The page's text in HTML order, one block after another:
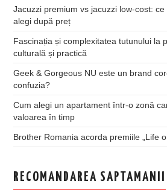
Jacuzzi premium vs jacuzzi low-cost:
alegi după preț
Fascinația și complexitatea tutunului la
culturală și practică
Geek & Gorgeous NU este un brand
confuzia?
Cum alegi un apartament într-o zonă
valoarea în timp
Brother Romania acorda premiile „Life
RECOMANDAREA SAPTAMANII